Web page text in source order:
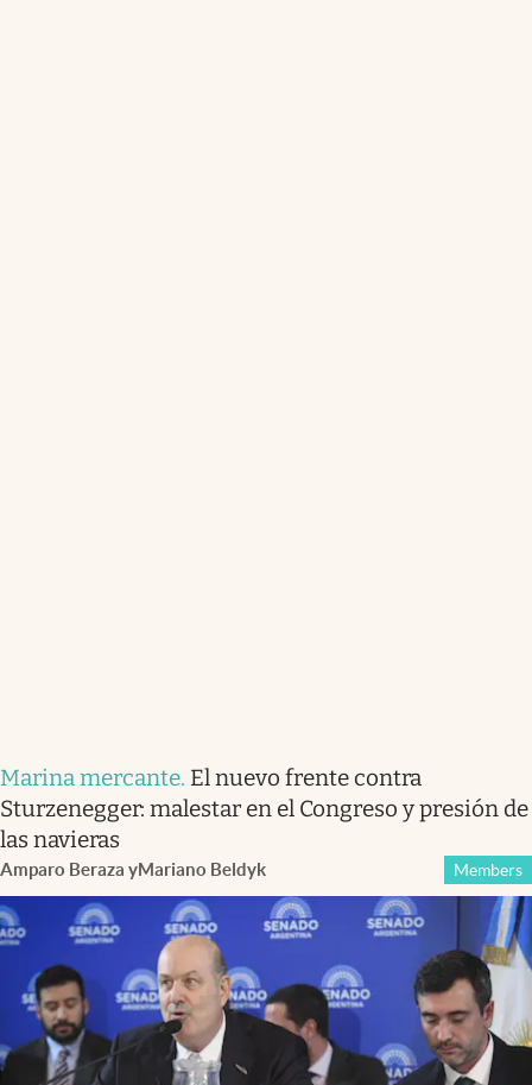
Marina mercante. El nuevo frente contra
Sturzenegger: malestar en el Congreso y presión de
las navieras
Amparo Beraza yMariano Beldyk Members